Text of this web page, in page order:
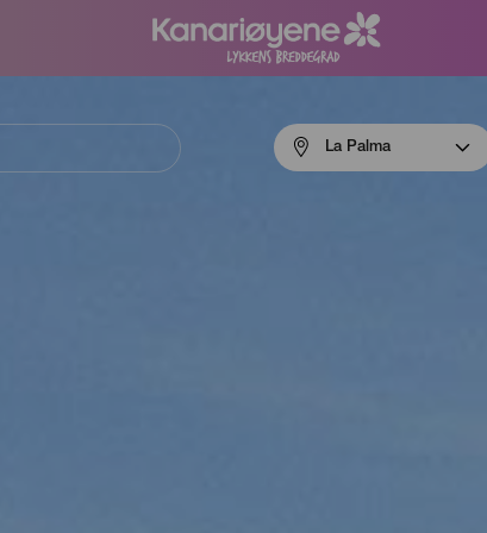
navigation
La Palma